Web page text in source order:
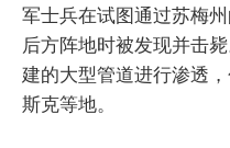
军士兵在试图通过苏梅
后方阵地时被发现并击
建的大型管道进行渗透
斯克等地。